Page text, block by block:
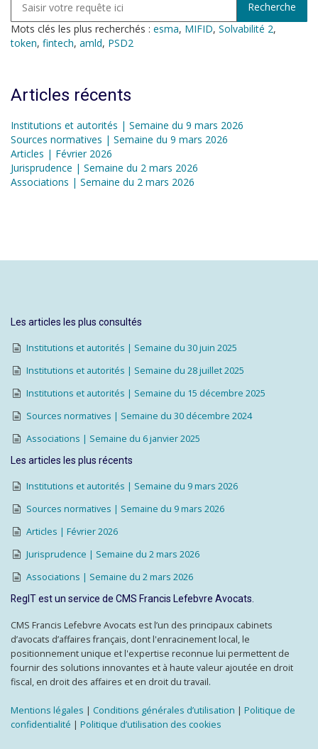
Mots clés les plus recherchés : esma, MIFID, Solvabilité 2,
token, fintech, amld, PSD2
Articles récents
Institutions et autorités | Semaine du 9 mars 2026
Sources normatives | Semaine du 9 mars 2026
Articles | Février 2026
Jurisprudence | Semaine du 2 mars 2026
Associations | Semaine du 2 mars 2026
Les articles les plus consultés
Institutions et autorités | Semaine du 30 juin 2025
Institutions et autorités | Semaine du 28 juillet 2025
Institutions et autorités | Semaine du 15 décembre 2025
Sources normatives | Semaine du 30 décembre 2024
Associations | Semaine du 6 janvier 2025
Les articles les plus récents
Institutions et autorités | Semaine du 9 mars 2026
Sources normatives | Semaine du 9 mars 2026
Articles | Février 2026
Jurisprudence | Semaine du 2 mars 2026
Associations | Semaine du 2 mars 2026
RegIT est un service de CMS Francis Lefebvre Avocats.
CMS Francis Lefebvre Avocats est l’un des principaux cabinets
d’avocats d’affaires français, dont l'enracinement local, le
positionnement unique et l'expertise reconnue lui permettent de
fournir des solutions innovantes et à haute valeur ajoutée en droit
fiscal, en droit des affaires et en droit du travail.
Mentions légales | Conditions générales d’utilisation | Politique de
confidentialité | Politique d’utilisation des cookies